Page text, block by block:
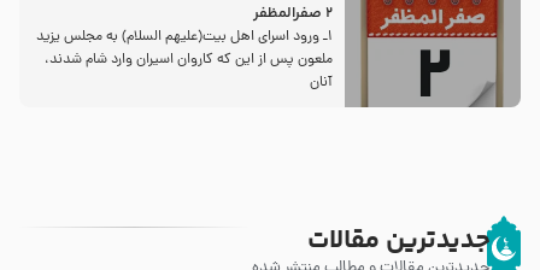
2 صفرالمظفر
1ـ ورود اسراى اهل بیت‌(علیهم السلام) به مجلس یزید
ملعون پس از این كه كاروان اسیران وارد شام شدند،
آنان
جدیدترین مقالات